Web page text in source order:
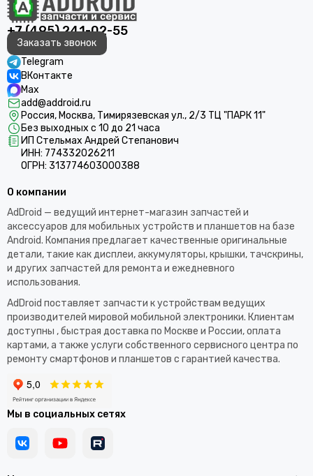
+7 (495) 241-02-55
Заказать звонок
Telegram
ВКонтакте
Max
add@addroid.ru
Россия, Москва, Тимирязевская ул., 2/3 ТЦ "ПАРК 11"
Без выходных с 10 до 21 часа
ИП Стельмах Андрей Степанович
ИНН: 774332026211
ОГРН: 313774603000388
О компании
AdDroid — ведущий интернет-магазин запчастей и
аксессуаров для мобильных устройств и планшетов на базе
Android. Компания предлагает качественные оригинальные
детали, такие как дисплеи, аккумуляторы, крышки, тачскрины,
и других запчастей для ремонта и ежедневного
использования.​
AdDroid поставляет запчасти к устройствам ведущих
производителей мировой мобильной электроники. Клиентам
доступны , быстрая доставка по Москве и России, оплата
картами, а также услуги собственного сервисного центра по
ремонту смартфонов и планшетов с гарантией качества.
Мы в социальных сетях